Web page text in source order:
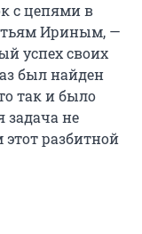
с цепями в
Ириным, —
успех своих
был найден
так и было
задача не
этот разбитной